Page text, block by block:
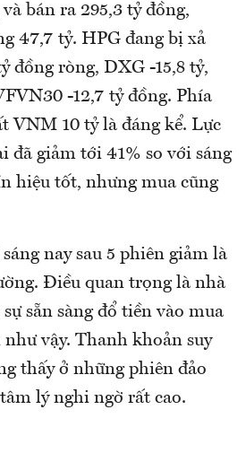
bán ra 295,3 tỷ đồng,
47,7 tỷ. HPG đang bị xả
đồng ròng, DXG -15,8 tỷ,
-12,7 tỷ đồng. Phía
VNM 10 tỷ là đáng kể. Lực
đã giảm tới 41% so với sáng
hiệu tốt, nhưng mua cũng
nay sau 5 phiên giảm là
Điều quan trọng là nhà
sẵn sàng đổ tiền vào mua
vậy. Thanh khoản suy
thấy ở những phiên đảo
lý nghi ngờ rất cao.